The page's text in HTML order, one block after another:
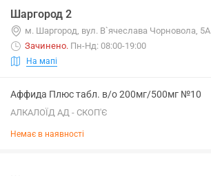
Шаргород 2
м. Шаргород, вул. В`ячеслава Чорновола, 5А
Зачинено. Пн-Нд: 08:00-19:00
На мапі
Аффида Плюс табл. в/о 200мг/500мг №10
АЛКАЛОЇД АД - СКОП'Є
Немає в наявності